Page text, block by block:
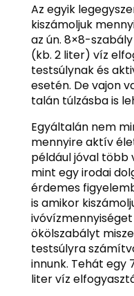
Az egyik
kiszámoljuk
az ún. 8×8-
(kb. 2 liter) víz
testsúlynak és
esetén. De vajon
talán túlzásba is
Egyáltalán nem
mennyire aktív
például jóval több
mint egy irodai
érdemes
is amikor
ökölszabályt
testsúlyra
innunk. Tehát egy
liter víz